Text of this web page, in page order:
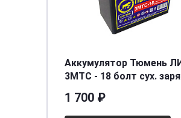
Аккумулятор Тюмень
3МТС - 18 болт сух. заряж.
1 700 ₽